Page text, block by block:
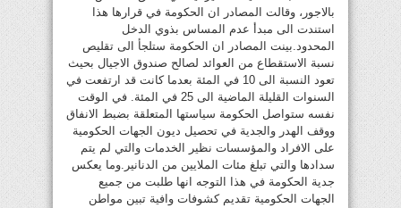
بالاجور، وقالت المصادر ان الحكومة في قرارها هذا
استندت الى مبدأ عدم المساس بذوي الدخل
المحدود.بينت المصادر ان الحكومة ستلجأ الى تقليص
نسبة الاستقطاع من العوائد لصالح صندوق الاجيال بحيث
تعود النسبة الى 10 في المئة بعدما كانت قد ارتفعت في
السنوات القليلة الماضية الى 25 في المئة. في الوقت
نفسه ستواصل الحكومة سياستها المتعلقة بضبط الانفاق
ووقف الهدر والجدية في تحصيل ديون الجهات الحكومية
على الافراد والمؤسسات نظير الخدمات والتي لم يتم
سدادها والتي تبلغ مئات الملايين من الدنانير.وما يعكس
جدية الحكومة في هذا التوجه انها طلبت من جميع
الجهات الحكومية تقديم كشوفات وافية تبين مواطن